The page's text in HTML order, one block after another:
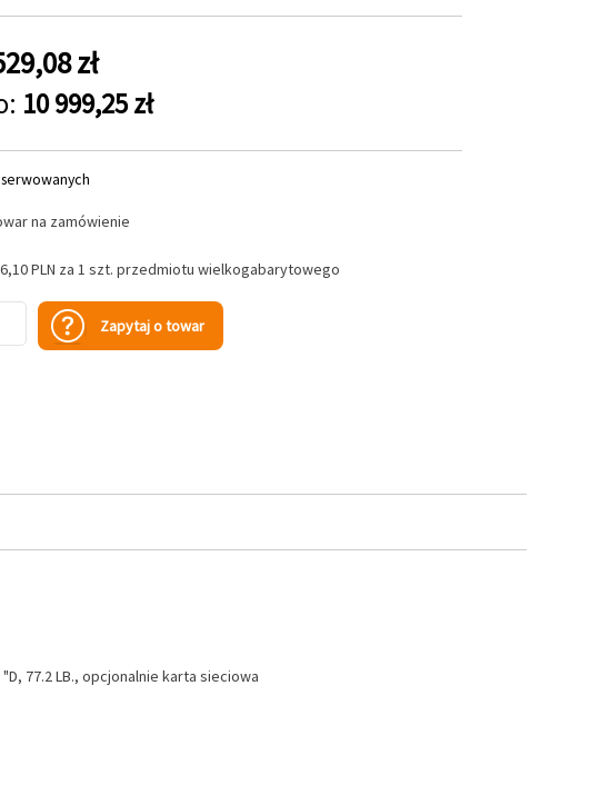
zł
10 999,25 zł
na zamówienie
PLN za 1 szt. przedmiotu wielkogabarytowego
Zapytaj o towar
"D, 77.2 LB., opcjonalnie karta sieciowa